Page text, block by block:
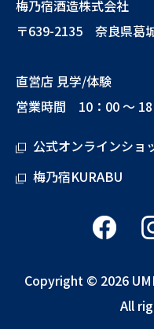
梅乃宿酒造株式会社
〒639-2135 奈良県葛
直営店 見学/体験
営業時間 10：00 ～
公式オンラインショ
梅乃宿KURABU
Copyright © 2026
All